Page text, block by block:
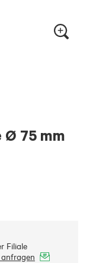
Ø 75 mm
Filiale